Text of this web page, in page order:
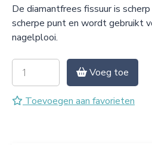
De diamantfrees fissuur is
scherpe punt en wordt gebruikt
nagelplooi.
Voeg toe
Toevoegen aan favorieten